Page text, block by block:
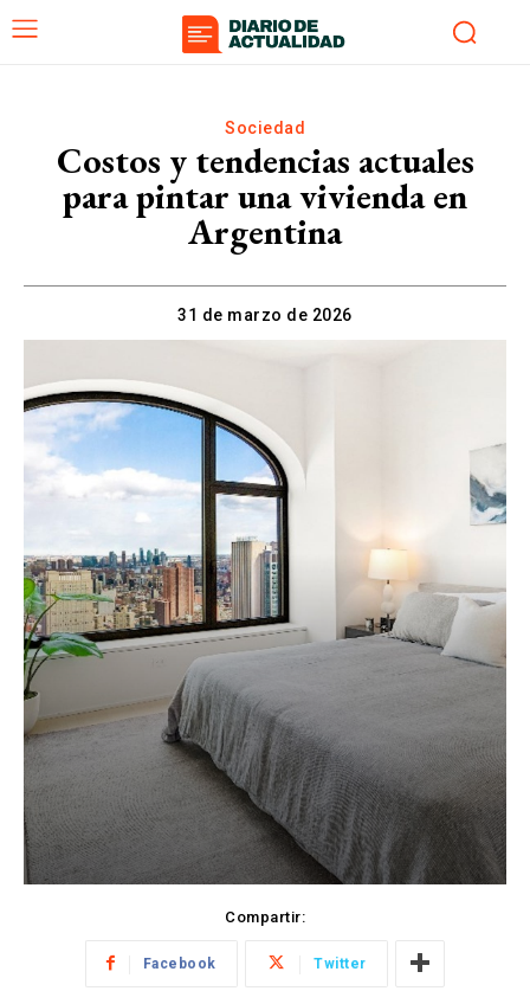
Sociedad
Costos y tendencias actuales
para pintar una vivienda en
Argentina
31 de marzo de 2026
Compartir:
Facebook Twitter